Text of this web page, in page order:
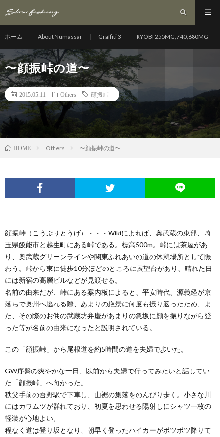
ホーム About Numassan Graffiti 3 RYOBI 255MG,740,680MG
〜顔振峠の道〜
2015.05.11 Others 顔振峠
HOME Others 〜顔振峠の道〜
顔振峠（こうぶりとうげ）・・・Wikiによれば、奥武蔵の東部、埼
玉県飯能市と越生町にある峠である。標高500m。峠には茶屋があ
り、奥武蔵グリーンラインや関東ふれあいの道の休憩場所として賑
わう。峠から東に徒歩10分ほどのところに展望台があり、晴れた日
には新宿の高層ビルなどが見渡せる。
名前の由来だが、峠にある案内板によると、平安時代、源義経が京
落ちで奥州へ逃れる際、あまりの絶景に何度も振り返ったため、ま
た、その際のお供の武蔵坊弁慶があまりの急坂に顔を振りながら登
った等が名前の由来になったと説明されている。
この「顔振峠」から尾根道を約5時間の道を夫婦で歩いた。
GW序盤の爽やかな一日、以前から夫婦で行ってみたいと話してい
た「顔振峠」へ向かった。
秩父手前の吾野駅で下車し、山裾の集落をのんびり歩く。小さな川
にはカワムツが群れており、初夏を思わせる陽射しにシャツ一枚の
軽装が心地よい。
程なく道は登り坂となり、朝早く登ったハイカーがポツポツ降りて